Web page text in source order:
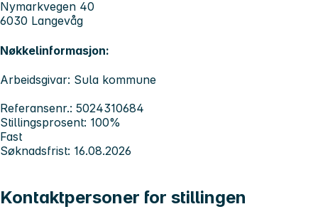
Nymarkvegen 40
6030 Langevåg
Nøkkelinformasjon:
Arbeidsgivar: Sula kommune
Referansenr.: 5024310684
Stillingsprosent: 100%
Fast
Søknadsfrist: 16.08.2026
Kontaktpersoner for stillingen